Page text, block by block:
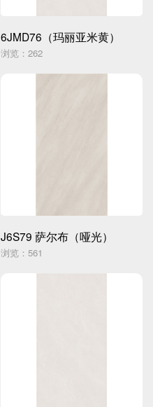
6JMD76（玛丽亚米黄）
浏览：262
J6S79 萨尔布（哑光）
浏览：561